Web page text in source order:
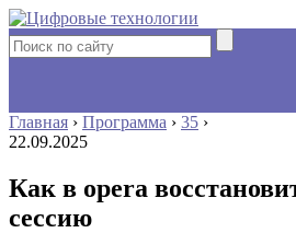
Главная › Программа › 35 ›
22.09.2025
Как в opera
сессию